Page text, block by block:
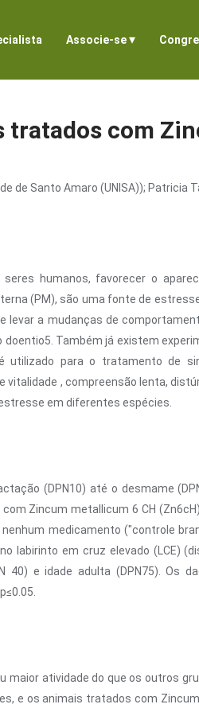
Associe-se▾
tratados com
de Santo Amaro (UNISA)); Patricia
humanos, favorecer o
(PM), são uma fonte de
a mudanças de
Também já existem
utilizado para o tratamento de
, compreensão lenta,
em diferentes espécies.
(DPN10) até o desmame
Zincum metallicum 6 CH
medicamento ("controle
labirinto em cruz elevado (LCE)
e idade adulta (DPN75). Os
maior atividade do que os outros
e os animais tratados com